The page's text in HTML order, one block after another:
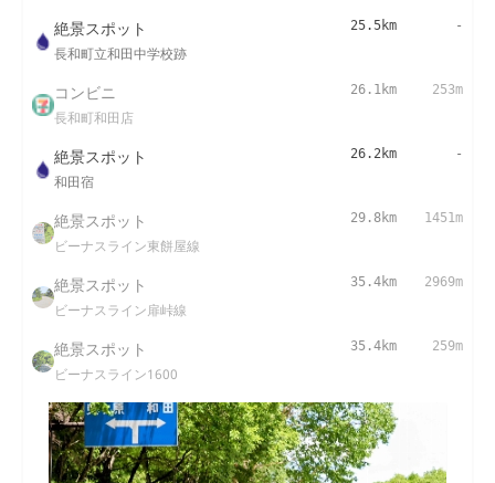
絶景スポット
長和町立和田中学校跡
25.5km -
コンビニ
長和町和田店
26.1km 253m
絶景スポット
和田宿
26.2km -
絶景スポット
ビーナスライン東餅屋線
29.8km 1451m
絶景スポット
ビーナスライン扉峠線
35.4km 2969m
絶景スポット
ビーナスライン1600
35.4km 259m